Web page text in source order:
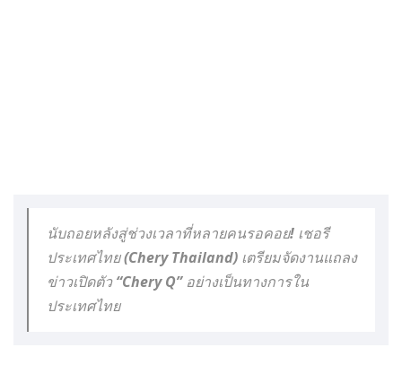
นับถอยหลังสู่ช่วงเวลาที่หลายคนรอคอย! เชอรี
ประเทศไทย (Chery Thailand) เตรียมจัดงานแถลง
ข่าวเปิดตัว “Chery Q” อย่างเป็นทางการใน
ประเทศไทย